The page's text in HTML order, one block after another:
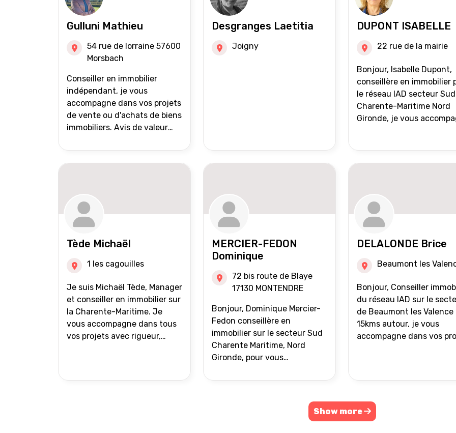
Gulluni Mathieu
54 rue de lorraine 57600
Morsbach
Conseiller en immobilier
indépendant, je vous
accompagne dans vos projets
de vente ou d'achats de biens
immobiliers. Avis de valeur
suivi personnalisés Mise en
avant du bien grâce à des
(niveau national et
international) Validation du
financement des acquéreurs
auprès de partenaires
financiers Portefeuille de
clients acquéreurs travaillé et
Vente en partage grâce au
réseau Iad France et Iad
Deutschland Inter agence
Desgranges Laetitia
Joigny
DUPONT ISABELLE
22 rue de la mairie
Bonjour, Isabelle Dupont,
conseillère en immobilier
le réseau IAD secteur Sud
Charente-Maritime Nord
Gironde, je vous
Tède Michaël
1 les cagouilles
Je suis Michaël Tède, Manager
et conseiller en immobilier sur
la Charente-Maritime. Je
vous accompagne dans tous
vos projets avec rigueur,
MERCIER-FEDON
Dominique
72 bis route de Blaye
17130 MONTENDRE
Bonjour, Dominique Mercier-
Fedon conseillère en
immobilier sur le secteur Sud
Charente Maritime, Nord
Gironde, pour vous
projets immobiliers.
DELALONDE Brice
Beaumont les
Bonjour, Conseiller immobilier
du réseau IAD sur le
de Beaumont les Valence
15kms autour, je vous
accompagne dans vos
Show more